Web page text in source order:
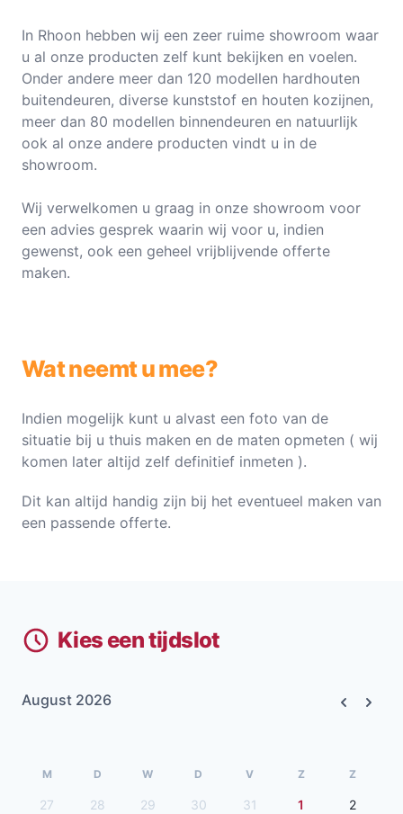
In Rhoon hebben wij een zeer ruime showroom waar
u al onze producten zelf kunt bekijken en voelen.
Onder andere meer dan 120 modellen hardhouten
buitendeuren, diverse kunststof en houten kozijnen,
meer dan 80 modellen binnendeuren en natuurlijk
ook al onze andere producten vindt u in de
showroom.
Wij verwelkomen u graag in onze showroom voor
een advies gesprek waarin wij voor u, indien
gewenst, ook een geheel vrijblijvende offerte
maken.
Wat neemt u mee?
Indien mogelijk kunt u alvast een foto van de
situatie bij u thuis maken en de maten opmeten ( wij
komen later altijd zelf definitief inmeten ).
Dit kan altijd handig zijn bij het eventueel maken van
een passende offerte.
Kies een tijdslot
August 2026
M D W D V Z Z
27 28 29 30 31 1 2